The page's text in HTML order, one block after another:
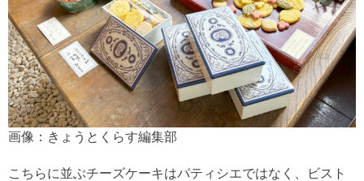
画像：きょうとくらす編集部
こちらに並ぶチーズケーキはパティシエではなく、ビスト